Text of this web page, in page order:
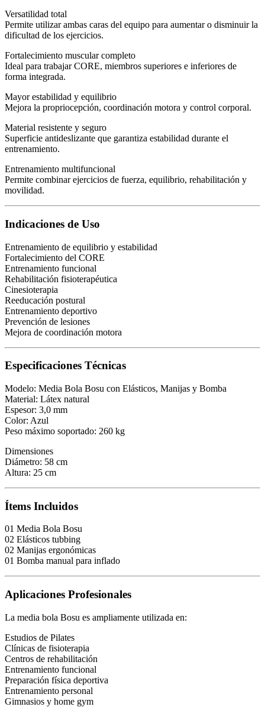
Versatilidad total
Permite utilizar ambas caras del equipo para aumentar o disminuir la
dificultad de los ejercicios.
Fortalecimiento muscular completo
Ideal para trabajar CORE, miembros superiores e inferiores de
forma integrada.
Mayor estabilidad y equilibrio
Mejora la propriocepción, coordinación motora y control corporal.
Material resistente y seguro
Superficie antideslizante que garantiza estabilidad durante el
entrenamiento.
Entrenamiento multifuncional
Permite combinar ejercicios de fuerza, equilibrio, rehabilitación y
movilidad.
Indicaciones de Uso
Entrenamiento de equilibrio y estabilidad
Fortalecimiento del CORE
Entrenamiento funcional
Rehabilitación fisioterapéutica
Cinesioterapia
Reeducación postural
Entrenamiento deportivo
Prevención de lesiones
Mejora de coordinación motora
Especificaciones Técnicas
Modelo: Media Bola Bosu con Elásticos, Manijas y Bomba
Material: Látex natural
Espesor: 3,0 mm
Color: Azul
Peso máximo soportado: 260 kg
Dimensiones
Diámetro: 58 cm
Altura: 25 cm
Ítems Incluidos
01 Media Bola Bosu
02 Elásticos tubbing
02 Manijas ergonómicas
01 Bomba manual para inflado
Aplicaciones Profesionales
La media bola Bosu es ampliamente utilizada en:
Estudios de Pilates
Clínicas de fisioterapia
Centros de rehabilitación
Entrenamiento funcional
Preparación física deportiva
Entrenamiento personal
Gimnasios y home gym